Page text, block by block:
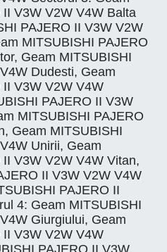
V3W V2W V4W Balta
PAJERO II V3W V2W
MITSUBISHI PAJERO
Geam MITSUBISHI
Dudesti, Geam
V3W V2W V4W
PAJERO II V3W
MITSUBISHI PAJERO
Geam MITSUBISHI
Unirii, Geam
V3W V2W V4W Vitan,
II V3W V2W V4W
PAJERO II
4: Geam MITSUBISHI
Giurgiului, Geam
V3W V2W V4W